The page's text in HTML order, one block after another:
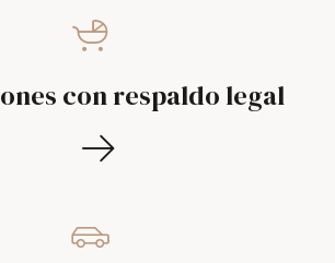
con respaldo legal